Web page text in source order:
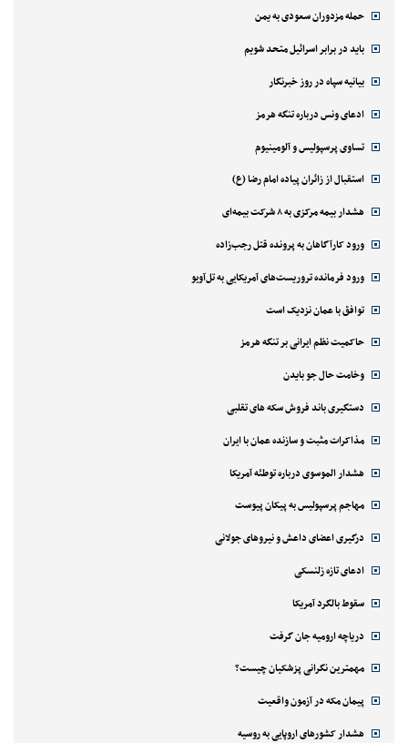
حمله مزدوران سعودی به یمن
باید در برابر اسرائیل متحد شویم
بیانیه سپاه در روز خبرنگار
ادعای ونس درباره تنگه هرمز
تساوی پرسپولیس و آلومینیوم
استقبال از زائران پیاده امام رضا (ع)
هشدار بیمه مرکزی به ۸ شرکت بیمه‌ای
ورود کارآگاهان به پرونده قتل رجب‌زاده
ورود فرمانده تروریست‌های آمریکایی به تل‌آویو
توافق با عمان نزدیک است
حاکمیت نظم ایرانی بر تنگه هرمز
وخامت حال جو بایدن
دستگیری باند فروش سکه های تقلبی
مذاکرات مثبت و سازنده عمان با ایران
هشدار الموسوی درباره توطئه آمریکا
مهاجم پرسپولیس به پیکان پیوست
درگیری اعضای داعش و نیروهای جولانی
ادعای تازه زلنسکی
سقوط بالگرد آمریکا
دریاچه ارومیه جان گرفت
مهمترین نگرانی پزشکیان چیست؟
پیمان مکه در آزمون واقعیت
هشدار کشورهای اروپایی به روسیه